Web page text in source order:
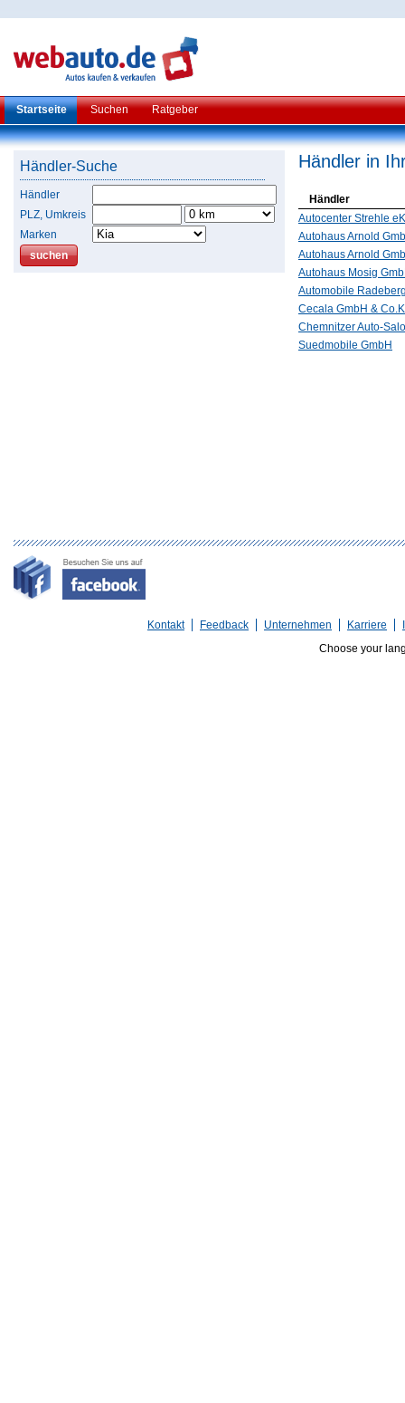
Startseite Suchen Ratgeber
Händler-Suche
Händler
PLZ, Umkreis
Marken
Händler in
Händler
Autocenter Strehle
Autohaus Arnold
Autohaus Arnold
Autohaus Mosig
Automobile
Cecala GmbH &
Chemnitzer Auto-
Suedmobile GmbH
Kontakt Feedback Unternehmen Karriere
Choose your